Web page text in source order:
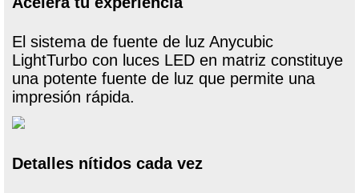
El sistema de fuente de luz Anycubic
LightTurbo con luces LED en matriz constituye
una potente fuente de luz que permite una
impresión rápida.
Detalles nítidos cada vez